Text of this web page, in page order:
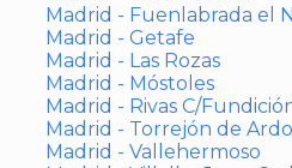
Madrid - Fuenlabrada el
Madrid - Getafe
Madrid - Las Rozas
Madrid - Móstoles
Madrid - Rivas C/
Madrid - Torrejón de
Madrid - Vallehermoso